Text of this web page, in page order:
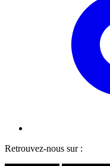
Retrouvez-nous sur :